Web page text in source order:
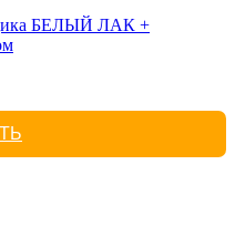
БЕЛЫЙ ЛАК +